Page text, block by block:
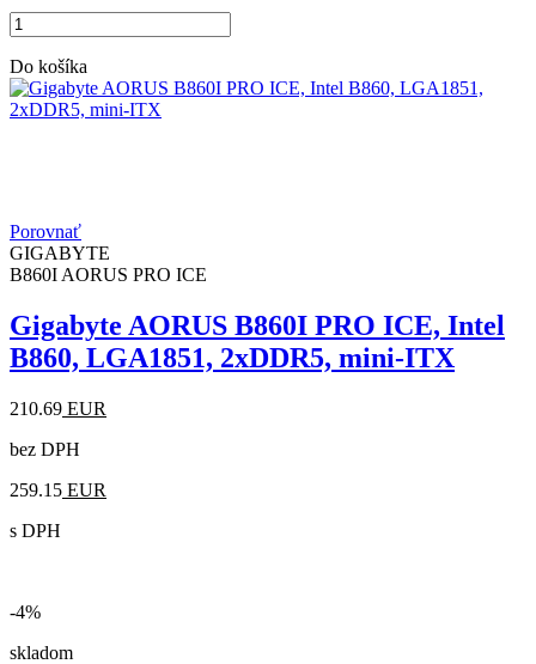
Do košíka
Porovnať
GIGABYTE
B860I AORUS PRO ICE
Gigabyte AORUS B860I PRO ICE, Intel
B860, LGA1851, 2xDDR5, mini-ITX
210.69 EUR
bez DPH
259.15 EUR
s DPH
-4%
skladom